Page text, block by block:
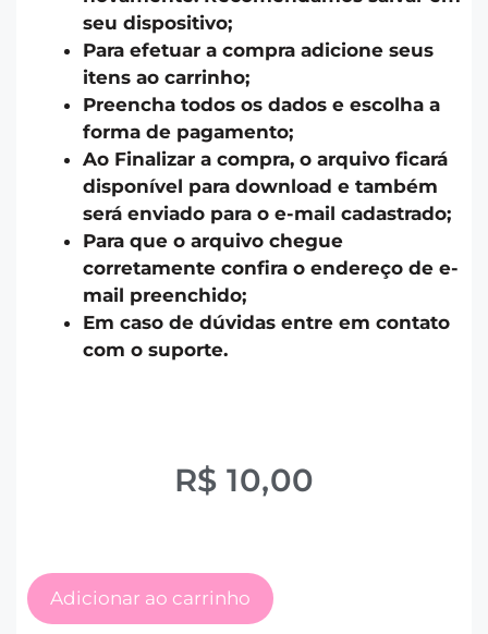
seu dispositivo;
Para efetuar a compra adicione seus
itens ao carrinho;
Preencha todos os dados e escolha a
forma de pagamento;
Ao Finalizar a compra, o arquivo ficará
disponível para download e também
será enviado para o e-mail cadastrado;
Para que o arquivo chegue
corretamente confira o endereço de e-
mail preenchido;
Em caso de dúvidas entre em contato
com o suporte.
R$ 10,00
Adicionar ao carrinho